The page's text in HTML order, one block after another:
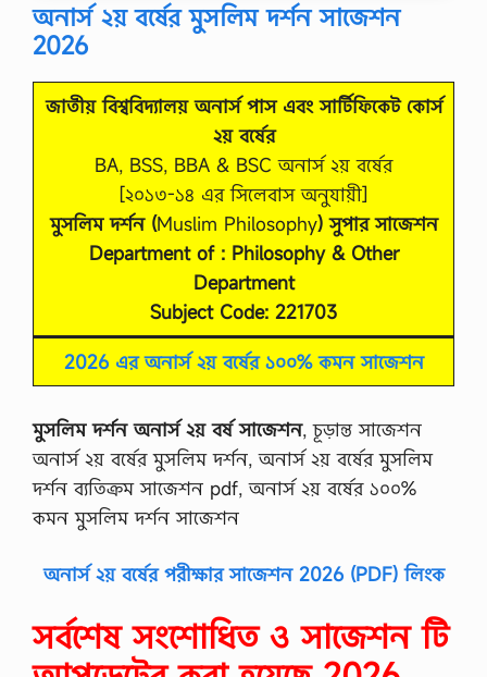
অনার্স ২য় বর্ষের মুসলিম দর্শন সাজেশন
2026
জাতীয় বিশ্ববিদ্যালয় অনার্স পাস এবং সার্টিফিকেট কোর্স
২য় বর্ষের
BA, BSS, BBA & BSC অনার্স ২য় বর্ষের
[২০১৩-১৪ এর সিলেবাস অনুযায়ী]
মুসলিম দর্শন (Muslim Philosophy) সুপার সাজেশন
Department of : Philosophy & Other
Department
Subject Code: 221703
2026 এর অনার্স ২য় বর্ষের ১০০% কমন সাজেশন
মুসলিম দর্শন অনার্স ২য় বর্ষ সাজেশন, চূড়ান্ত সাজেশন
অনার্স ২য় বর্ষের মুসলিম দর্শন, অনার্স ২য় বর্ষের মুসলিম
দর্শন ব্যতিক্রম সাজেশন pdf, অনার্স ২য় বর্ষের ১০০%
কমন মুসলিম দর্শন সাজেশন
অনার্স ২য় বর্ষের পরীক্ষার সাজেশন 2026 (PDF) লিংক
সর্বশেষ সংশোধিত ও সাজেশন টি